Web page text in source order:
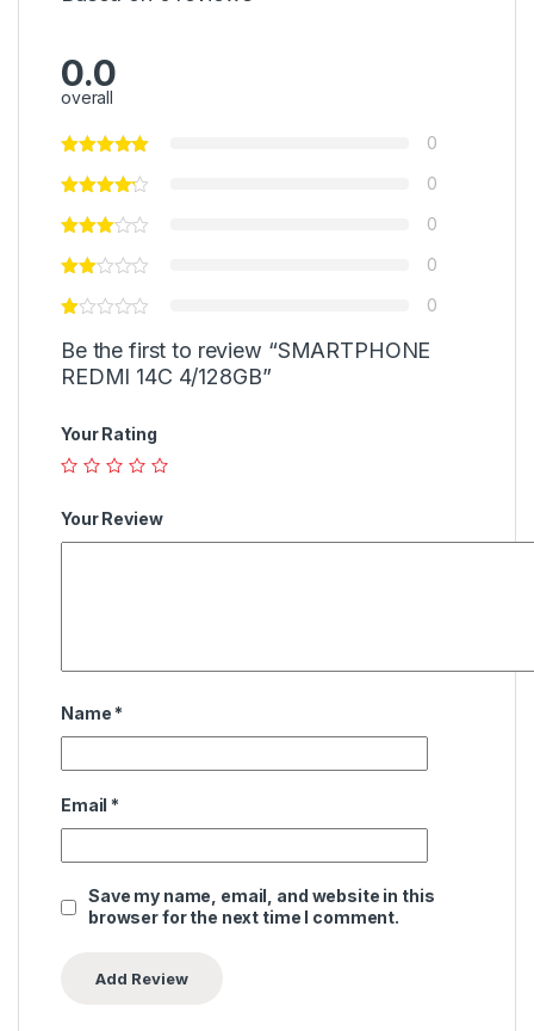
0.0
overall
0
0
0
0
0
Be the first to review “SMARTPHONE
REDMI 14C 4/128GB”
Your Rating
Your Review
Name *
Email *
Save my name, email, and website in this
browser for the next time I comment.